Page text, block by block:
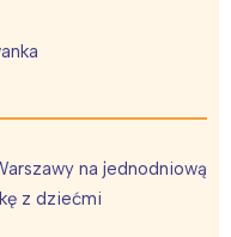
na jednodniową
z dziećmi
Śląsk
Południe